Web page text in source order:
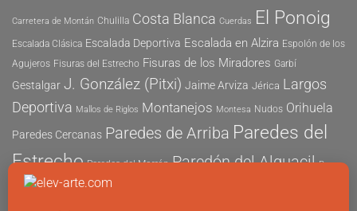
Carretera de Montán Chulilla Costa Blanca Cuerdas El Ponoig
Escalada Clásica Escalada Deportiva Escalada en Alzira Espolón de los
Agujeros Fisuras del Estrecho Fisuras de los Miradores Garbí
Gestalgar J. González (Pitxi) Jaime Arviza Jérica Largos
Deportiva Mallos de Riglos Montanejos Montesa Nudos Orihuela
Paredes Cercanas Paredes de Arriba Paredes del
Estrecho Paredes del Morrón Paredón del Alguacil Pau
Vicent Peña María Peñón de Ifach